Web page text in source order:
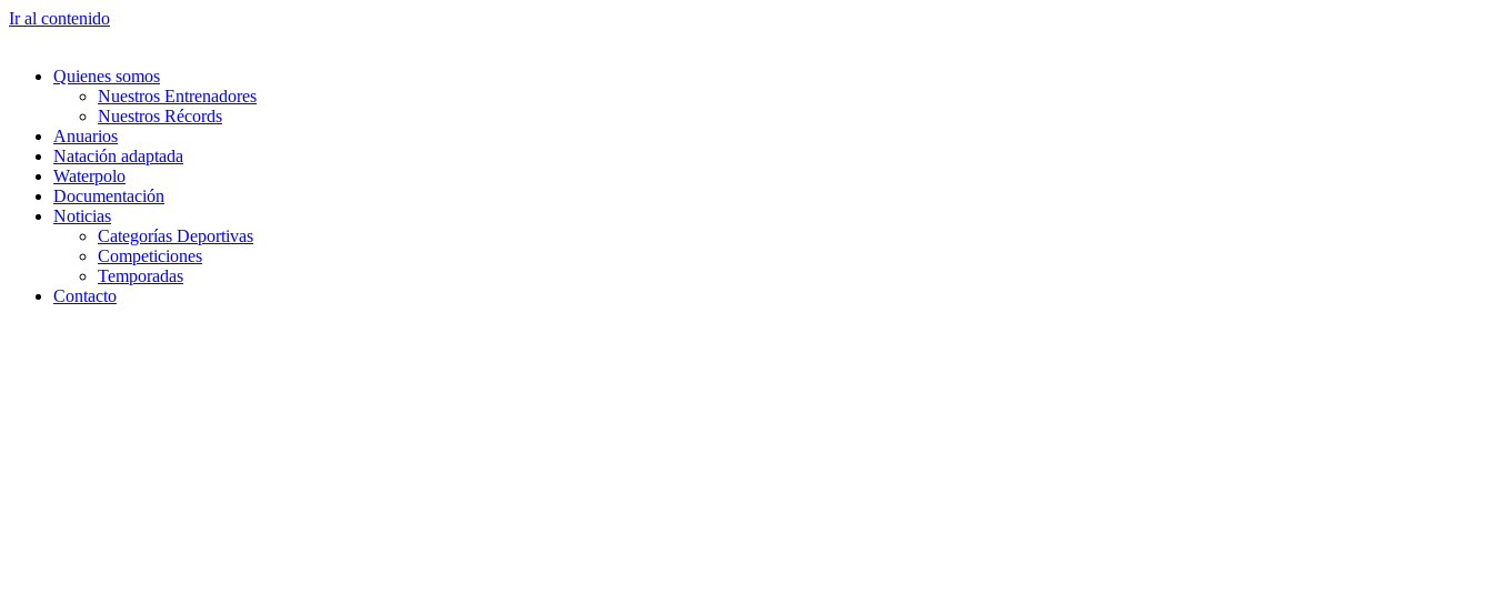
Ir al contenido
Quienes somos
Nuestros Entrenadores
Nuestros Récords
Anuarios
Natación adaptada
Waterpolo
Documentación
Noticias
Categorías Deportivas
Competiciones
Temporadas
Contacto